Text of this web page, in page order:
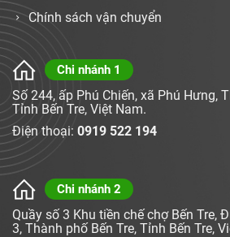
Chính sách vận chuyển
Chi nhánh 1
Số 244, ấp Phú Chiến, xã Phú Hưng,
Tỉnh Bến Tre, Việt Nam.
Điện thoại: 0919 522 194
Chi nhánh 2
Quầy số 3 Khu tiền chế chợ Bến Tre,
3, Thành phố Bến Tre, Tỉnh Bến Tre,